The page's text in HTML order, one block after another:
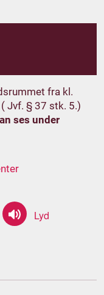
fra kl.
Jvf. § 37 stk. 5.)
ses under